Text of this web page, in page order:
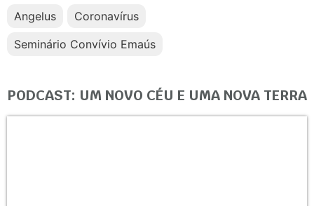
Angelus
Coronavírus
Seminário Convívio Emaús
PODCAST: UM NOVO CÉU E UMA NOVA TERRA